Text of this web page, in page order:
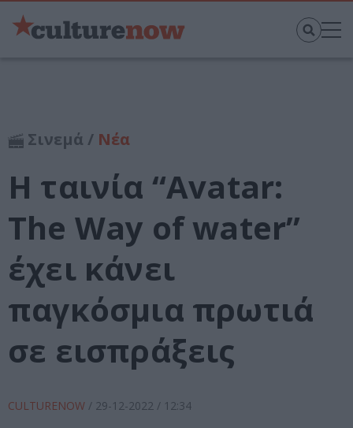
Σινεμά / Νέα
Η ταινία “Avatar:
The Way of water”
έχει κάνει
παγκόσμια πρωτιά
σε εισπράξεις
CULTURENOW / 29-12-2022 / 12:34